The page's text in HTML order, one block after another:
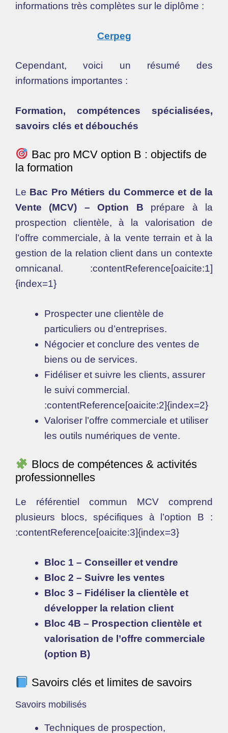
informations très complètes sur le diplôme :
Cerpeg
Cependant, voici un résumé des
informations importantes :
Formation, compétences spécialisées,
savoirs clés et débouchés
Bac pro MCV option B : objectifs de
la formation
Le Bac Pro Métiers du Commerce et de la
Vente (MCV) – Option B prépare à la
prospection clientèle, à la valorisation de
l’offre commerciale, à la vente terrain et à la
gestion de la relation client dans un contexte
omnicanal. :contentReference[oaicite:1]
{index=1}
Prospecter une clientèle de
particuliers ou d’entreprises.
Négocier et conclure des ventes de
biens ou de services.
Fidéliser et suivre les clients, assurer
le suivi commercial.
:contentReference[oaicite:2]{index=2}
Valoriser l’offre commerciale et utiliser
les outils numériques de vente.
Blocs de compétences & activités
professionnelles
Le référentiel commun MCV comprend
plusieurs blocs, spécifiques à l’option B :
:contentReference[oaicite:3]{index=3}
Bloc 1 – Conseiller et vendre
Bloc 2 – Suivre les ventes
Bloc 3 – Fidéliser la clientèle et
développer la relation client
Bloc 4B – Prospection clientèle et
valorisation de l’offre commerciale
(option B)
Savoirs clés et limites de savoirs
Savoirs mobilisés
Techniques de prospection,